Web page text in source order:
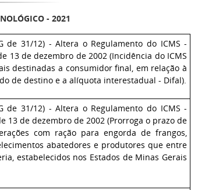
- 2021
de 31/12) - Altera o Regulamento do ICMS -
13 de dezembro de 2002 (Incidência do ICMS
destinadas a consumidor final, em relação à
de destino e a alíquota interestadual - Difal).
de 31/12) - Altera o Regulamento do ICMS -
13 de dezembro de 2002 (Prorroga o prazo de
com ração para engorda de frangos,
abatedores e produtores que entre
estabelecidos nos Estados de Minas Gerais